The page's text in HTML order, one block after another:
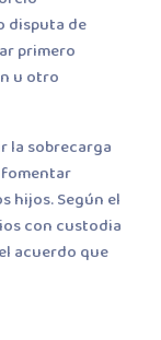
disputa de
primero
u otro
la sobrecarga
fomentar
hijos. Según el
con custodia
acuerdo que